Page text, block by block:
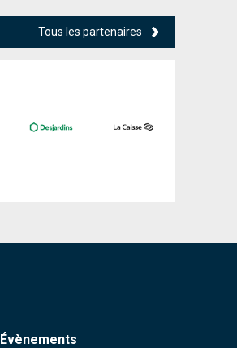
Tous les partenaires
Évènements